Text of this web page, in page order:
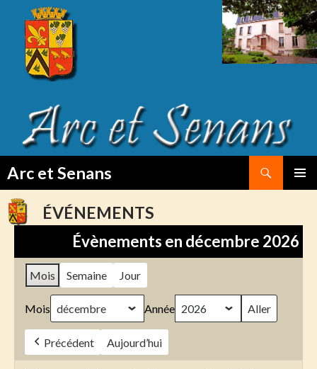
Arc et Senans
TO
CONTENTÉVÉNEMENTS
Évènements en décembre 2026
Mois Semaine Jour
Mois Année
Précédent Aujourd’hui